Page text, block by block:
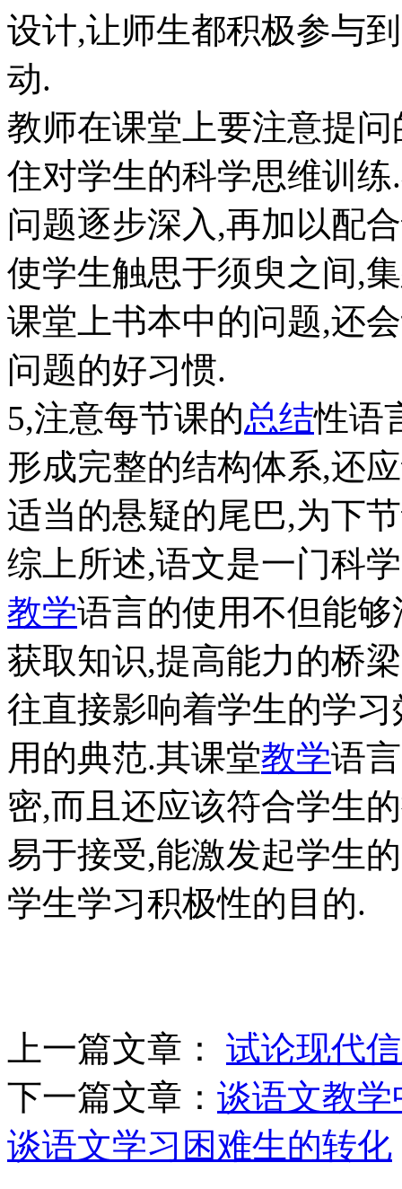
设计,让师生都积极参与
动.
教师在课堂上要注意提
住对学生的科学思维训
问题逐步深入,再加以配
使学生触思于须臾之间,
课堂上书本中的问题,还
问题的好习惯.
5,注意每节课的总结性语
形成完整的结构体系,还
适当的悬疑的尾巴,为下
综上所述,语文是一门科
教学语言的使用不但能
获取知识,提高能力的桥
往直接影响着学生的学
用的典范.其课堂教学语
密,而且还应该符合学生
易于接受,能激发起学生
学生学习积极性的目的.
上一篇文章： 试论现代
下一篇文章： 谈语文教
谈语文学习困难生的转化